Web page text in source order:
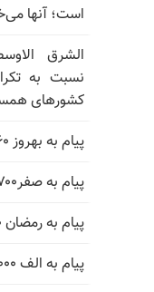
است؛ آنها
الشرق
نسبت به
کشورهای
پیام به بهروز ۳۶۰
پیام به صفر۷۷۰۰ قم
پیام به رمضان ۱۱۰۰ مشهد
پیام به الف ۶۰۰۰